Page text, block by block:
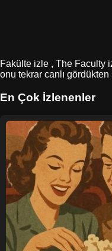
Fakülte izle , The Faculty
onu tekrar canlı
En Çok İzlenenler